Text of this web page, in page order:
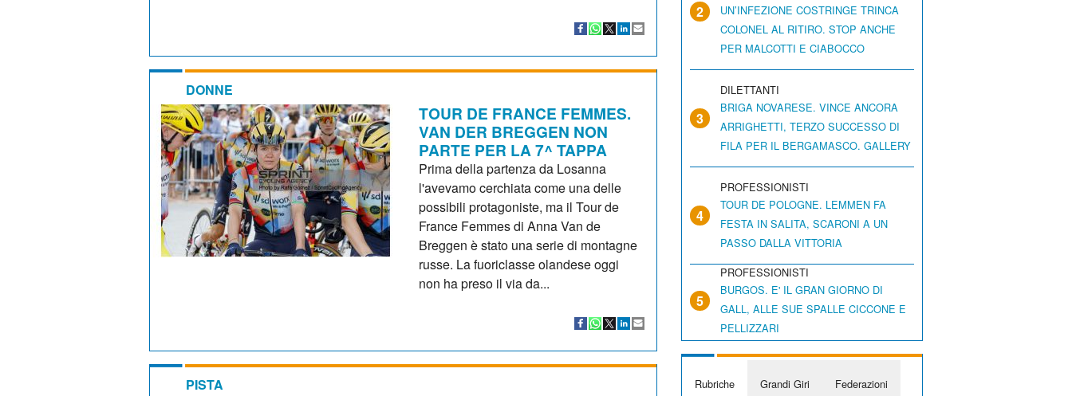
DONNE
TOUR DE FRANCE FEMMES.
VAN DER BREGGEN NON
PARTE PER LA 7^ TAPPA
Prima della partenza da Losanna
l'avevamo cerchiata come una delle
possibili protagoniste, ma il Tour de
France Femmes di Anna Van de
Breggen è stato una serie di montagne
russe. La fuoriclasse olandese oggi
non ha preso il via da...
PISTA
2
UN’INFEZIONE COSTRINGE TRINCA
COLONEL AL RITIRO. STOP ANCHE
PER MALCOTTI E CIABOCCO
3
DILETTANTI
BRIGA NOVARESE. VINCE ANCORA
ARRIGHETTI, TERZO SUCCESSO DI
FILA PER IL BERGAMASCO. GALLERY
4
PROFESSIONISTI
TOUR DE POLOGNE. LEMMEN FA
FESTA IN SALITA, SCARONI A UN
PASSO DALLA VITTORIA
5
PROFESSIONISTI
BURGOS. E' IL GRAN GIORNO DI
GALL, ALLE SUE SPALLE CICCONE E
PELLIZZARI
Rubriche Grandi Giri Federazioni